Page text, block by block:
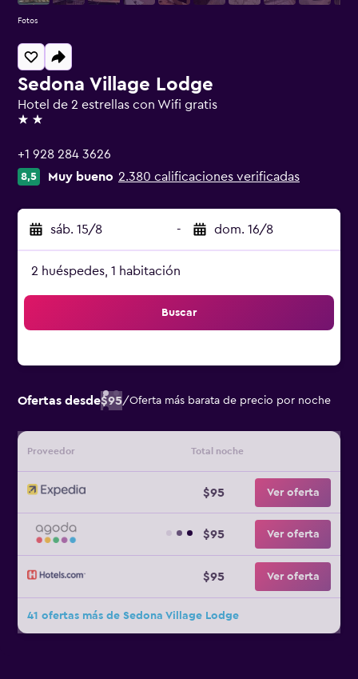
Sedona Village Lodge
Hotel de 2 estrellas con Wifi gratis
2 estrellas
+1 928 284 3626
8,5 Muy bueno 2.380 calificaciones verificadas
sáb. 15/8 - dom. 16/8
2 huéspedes, 1 habitación
Buscar
Ofertas desde$95/Oferta más barata de precio por noche
Proveedor Total noche
$95 Ver oferta
$95 Ver oferta
$95 Ver oferta
41 ofertas más de Sedona Village Lodge
Fotos